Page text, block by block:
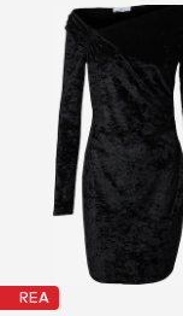
REA